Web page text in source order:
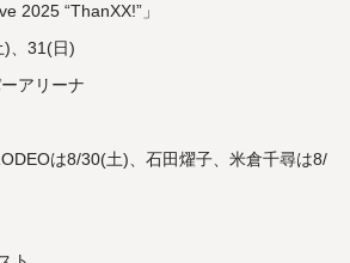
2025 “ThanXX!”」
)、31(日)
アリーナ
は8/30(土)、石田燿子、米倉千尋は8/